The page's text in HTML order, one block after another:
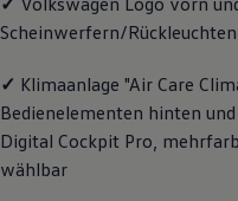
Warn- und
Live
Magazin
Lifestyle
Transport
Scheinwerfern/
✓ Klimaanlage "Air Care
Bedienelementen hinten
Digital Cockpit Pro,
wählbar